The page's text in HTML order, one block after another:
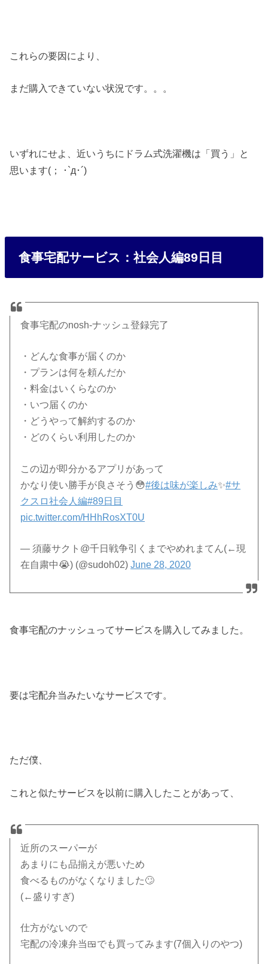
これらの要因により、
まだ購入できていない状況です。。。
いずれにせよ、近いうちにドラム式洗濯機は「買う」と
思います(； ･`д･´)
食事宅配サービス：社会人編89日目
食事宅配のnosh-ナッシュ登録完了
・どんな食事が届くのか
・プランは何を頼んだか
・料金はいくらなのか
・いつ届くのか
・どうやって解約するのか
・どのくらい利用したのか
この辺が即分かるアプリがあって
かなり使い勝手が良さそう😳#後は味が楽しみ✨#サ
クスロ社会人編#89日目
pic.twitter.com/HHhRosXT0U
— 須藤サクト@千日戦争引くまでやめれまてん(←現
在自粛中😭) (@sudoh02)June 28, 2020
食事宅配のナッシュってサービスを購入してみました。
要は宅配弁当みたいなサービスです。
ただ僕、
これと似たサービスを以前に購入したことがあって、
近所のスーパーが
あまりにも品揃えが悪いため
食べるものがなくなりました🙄
(←盛りすぎ)
仕方がないので
宅配の冷凍弁当🍱でも買ってみます(7個入りのやつ)